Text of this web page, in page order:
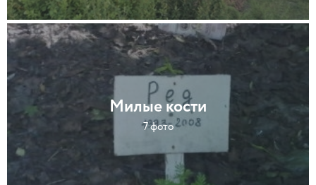
Милые кости
7 фото